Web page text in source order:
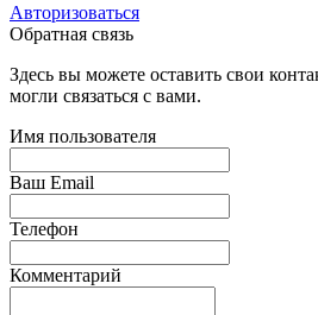
Авторизоваться
Обратная связь
Здесь вы можете оставить свои
могли связаться с вами.
Имя пользователя
Ваш Email
Телефон
Комментарий